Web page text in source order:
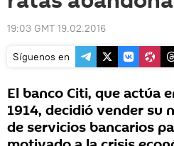
19:03 GMT 19.02.2016
Síguenos en
El banco Citi, que actúa
1914, decidió vender su
de servicios bancarios